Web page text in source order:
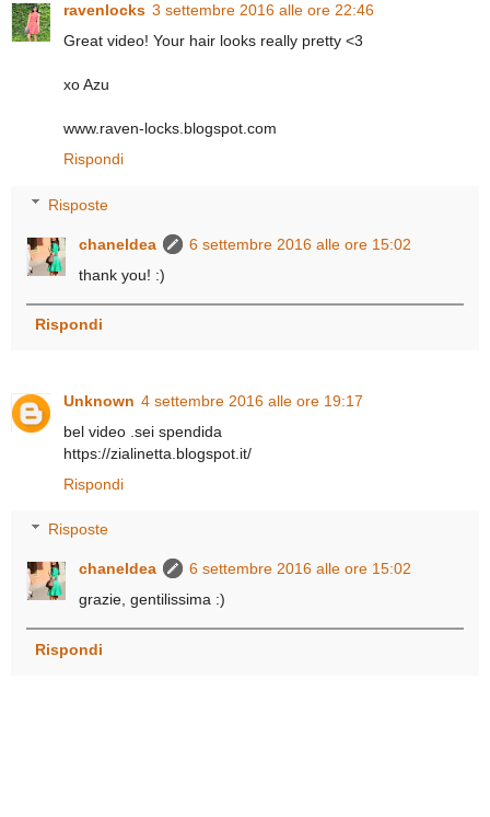
ravenlocks 3 settembre 2016 alle ore 22:46
Great video! Your hair looks really pretty <3
xo Azu
www.raven-locks.blogspot.com
Rispondi
Risposte
chaneldea
6 settembre 2016 alle ore 15:02
thank you! :)
Rispondi
Unknown 4 settembre 2016 alle ore 19:17
bel video .sei spendida
https://zialinetta.blogspot.it/
Rispondi
Risposte
chaneldea
6 settembre 2016 alle ore 15:02
grazie, gentilissima :)
Rispondi